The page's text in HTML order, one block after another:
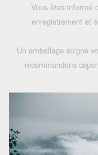
Vous êtes informé
enregistrement et
Un emballage soigné
recommandons